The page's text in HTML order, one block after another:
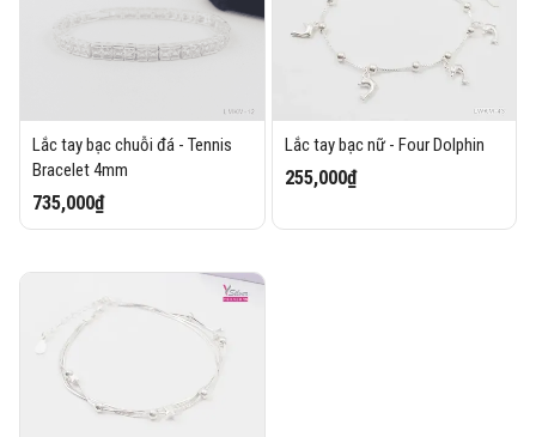
Lắc tay bạc chuỗi đá - Tennis
Bracelet 4mm
735,000₫
Lắc tay bạc nữ - Four Dolphin
255,000₫